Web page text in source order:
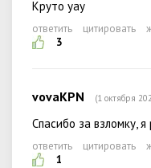
Круто уау
ответить цитировать
3
vovaKPN (1 октября
Спасибо за взломку, я
ответить цитировать
1